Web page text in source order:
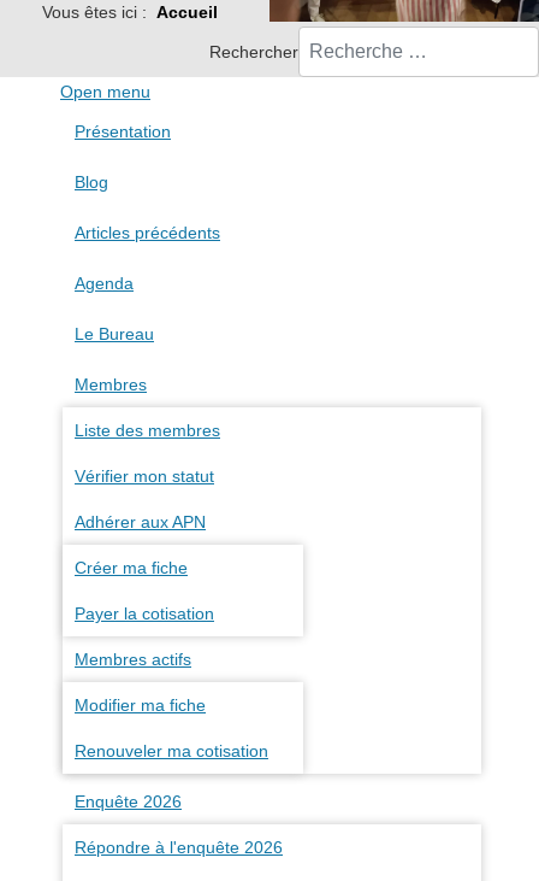
Vous êtes ici : Accueil
Rechercher
Open menu
Présentation
Blog
Articles précédents
Agenda
Le Bureau
Membres
Liste des membres
Vérifier mon statut
Adhérer aux APN
Créer ma fiche
Payer la cotisation
Membres actifs
Modifier ma fiche
Renouveler ma cotisation
Enquête 2026
Répondre à l'enquête 2026